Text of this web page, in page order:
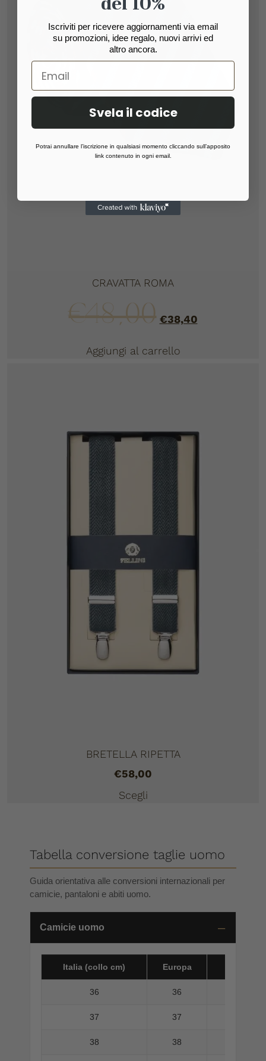
CRAVATTA ROMA
€48,00 €38,40
Aggiungi al carrello
BRETELLA RIPETTA
€58,00
Scegli
Tabella conversione taglie uomo
Guida orientativa alle conversioni internazionali per
camicie, pantaloni e abiti uomo.
Camicie uomo
Italia (collo cm) Europa
36 36
37 37
38 38
Iscriviti per ricevere aggiornamenti via email
su promozioni, idee regalo, nuovi arrivi ed
altro ancora.
Svela il codice
Potrai annullare l’iscrizione in qualsiasi momento cliccando sull’apposito
link contenuto in ogni email.